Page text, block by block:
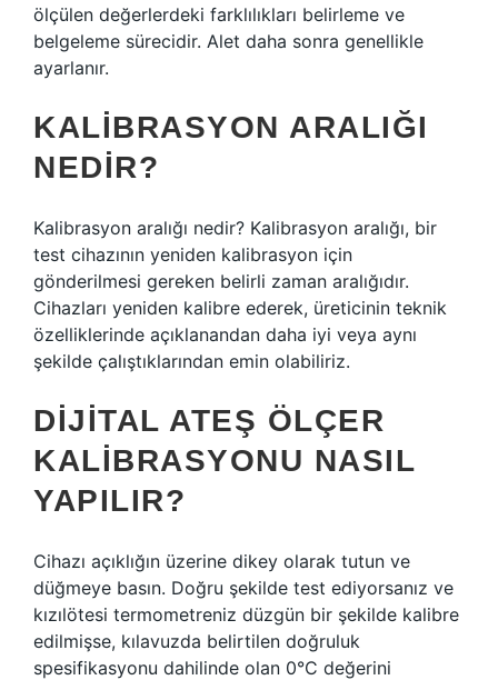
ölçülen değerlerdeki farklılıkları belirleme ve
belgeleme sürecidir. Alet daha sonra genellikle
ayarlanır.
KALIBRASYON ARALIĞI
NEDIR?
Kalibrasyon aralığı nedir? Kalibrasyon aralığı, bir
test cihazının yeniden kalibrasyon için
gönderilmesi gereken belirli zaman aralığıdır.
Cihazları yeniden kalibre ederek, üreticinin teknik
özelliklerinde açıklanandan daha iyi veya aynı
şekilde çalıştıklarından emin olabiliriz.
DIJITAL ATEŞ ÖLÇER
KALIBRASYONU NASIL
YAPILIR?
Cihazı açıklığın üzerine dikey olarak tutun ve
düğmeye basın. Doğru şekilde test ediyorsanız ve
kızılötesi termometreniz düzgün bir şekilde kalibre
edilmişse, kılavuzda belirtilen doğruluk
spesifikasyonu dahilinde olan 0°C değerini